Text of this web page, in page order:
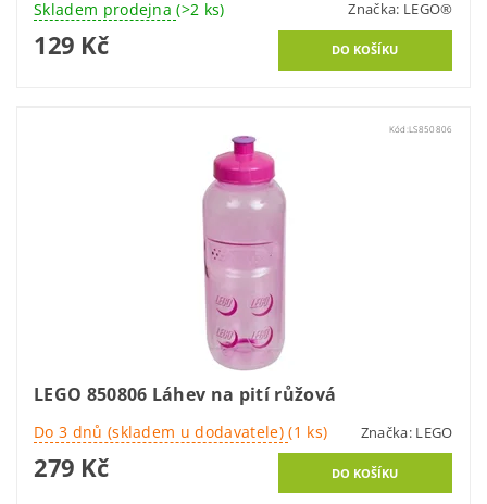
Skladem prodejna(>2 ks) Značka: LEGO®
129 Kč
Kód: LS850806
LEGO 850806 Láhev na pití růžová
Do 3 dnů (skladem u dodavatele)(1 ks) Značka: LEGO
279 Kč